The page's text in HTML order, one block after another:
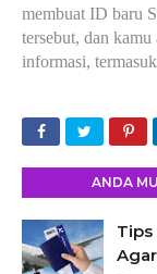
membuat ID baru
tersebut, dan
informasi,
ANDA